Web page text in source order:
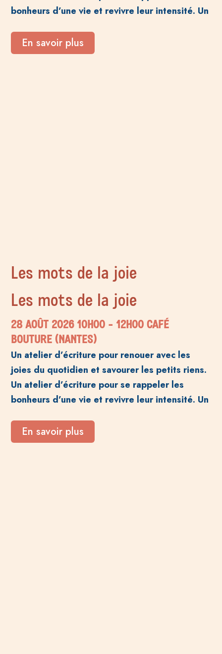
bonheurs d’une vie et revivre leur intensité. Un
En savoir plus
Les mots de la joie
Les mots de la joie
28 AOÛT 202610H00 - 12H00 CAFÉ
BOUTURE (NANTES)
Un atelier d’écriture pour renouer avec les
joies du quotidien et savourer les petits riens.
Un atelier d’écriture pour se rappeler les
bonheurs d’une vie et revivre leur intensité. Un
En savoir plus